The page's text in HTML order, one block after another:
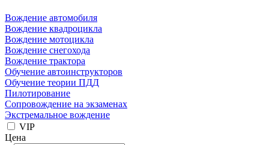
Вождение автомобиля
Вождение квадроцикла
Вождение мотоцикла
Вождение снегохода
Вождение трактора
Обучение автоинструкторов
Обучение теории ПДД
Пилотирование
Сопровождение на экзаменах
Экстремальное вождение
VIP
Цена